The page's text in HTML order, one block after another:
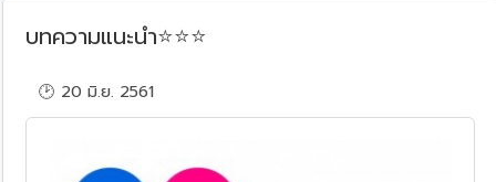
บทความแนะนำ⭐⭐⭐
🕑 20 มิ.ย. 2561